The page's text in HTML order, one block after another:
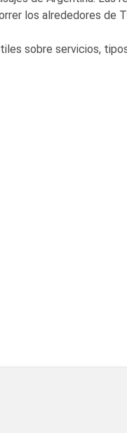
los alrededores de
sobre servicios,